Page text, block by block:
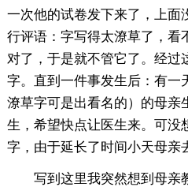
一次他的试卷发下来了，上面
行评语：字写得太潦草了，看
对了，于是就不管它了。经过
字。直到一件事发生后：有一
潦草字可是出看名的）的母亲
生，希望快点让医生来。可没
字，由于延长了时间小天母亲
写到这里我突然想到母亲